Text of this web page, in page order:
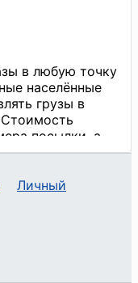
Личный